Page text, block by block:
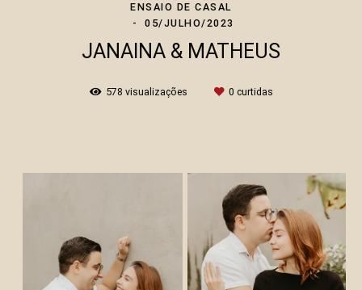
ENSAIO DE CASAL
05/JULHO/2023
JANAINA & MATHEUS
578 visualizações 0 curtidas